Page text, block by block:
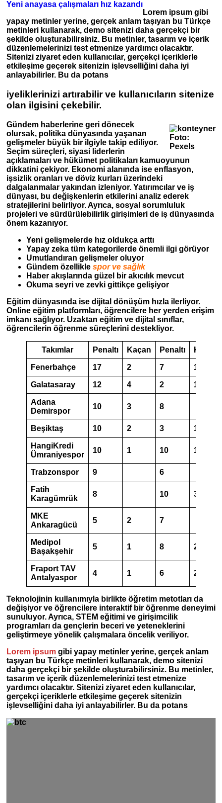
Yeni anayasa çalışmaları hız kazandı
Lorem ipsum gibi
yapay metinler yerine, gerçek anlam taşıyan bu Türkçe
metinleri kullanarak, demo sitenizi daha gerçekçi bir
şekilde oluşturabilirsiniz. Bu metinler, tasarım ve içerik
düzenlemelerinizi test etmenize yardımcı olacaktır.
Sitenizi ziyaret eden kullanıcılar, gerçekçi içeriklerle
etkileşime geçerek sitenizin işlevselliğini daha iyi
anlayabilirler. Bu da potans
iyeliklerinizi artırabilir ve kullanıcıların sitenize
olan ilgisini çekebilir.
Foto:
Pexels
Gündem haberlerine geri dönecek
olursak, politika dünyasında yaşanan
gelişmeler büyük bir ilgiyle takip ediliyor.
Seçim süreçleri, siyasi liderlerin
açıklamaları ve hükümet politikaları kamuoyunun
dikkatini çekiyor. Ekonomi alanında ise enflasyon,
işsizlik oranları ve döviz kurları üzerindeki
dalgalanmalar yakından izleniyor. Yatırımcılar ve iş
dünyası, bu değişkenlerin etkilerini analiz ederek
stratejilerini belirliyor. Ayrıca, sosyal sorumluluk
projeleri ve sürdürülebilirlik girişimleri de iş dünyasında
önem kazanıyor.
Yeni gelişmelerde hız oldukça arttı
Yapay zeka tüm kategorilerde önemli ilgi görüyor
Umutlandıran gelişmeler oluyor
Gündem özellikle spor ve sağlık
Haber akışlarında güzel bir akıcılık mevcut
Okuma seyri ve zevki gittikçe gelişiyor
Eğitim dünyasında ise dijital dönüşüm hızla ilerliyor.
Online eğitim platformları, öğrencilere her yerden erişim
imkanı sağlıyor. Uzaktan eğitim ve dijital sınıflar,
öğrencilerin öğrenme süreçlerini destekliyor.
Takımlar Penaltı Kaçan Penaltı Kaçan
Fenerbahçe 17 2 7 1
Galatasaray 12 4 2 1
Adana
Demirspor
10 3 8
Beşiktaş 10 2 3 1
HangiKredi
Ümraniyespor
10 1 10 1
Trabzonspor 9 6
Fatih
Karagümrük
8 10 3
MKE
Ankaragücü
5 2 7
Medipol
Başakşehir
5 1 8 2
Fraport TAV
Antalyaspor
4 1 6 2
Teknolojinin kullanımıyla birlikte öğretim metotları da
değişiyor ve öğrencilere interaktif bir öğrenme deneyimi
sunuluyor. Ayrıca, STEM eğitimi ve girişimcilik
programları da gençlerin beceri ve yeteneklerini
geliştirmeye yönelik çalışmalara öncelik veriliyor.
Lorem ipsum gibi yapay metinler yerine, gerçek anlam
taşıyan bu Türkçe metinleri kullanarak, demo sitenizi
daha gerçekçi bir şekilde oluşturabilirsiniz. Bu metinler,
tasarım ve içerik düzenlemelerinizi test etmenize
yardımcı olacaktır. Sitenizi ziyaret eden kullanıcılar,
gerçekçi içeriklerle etkileşime geçerek sitenizin
işlevselliğini daha iyi anlayabilirler. Bu da potans